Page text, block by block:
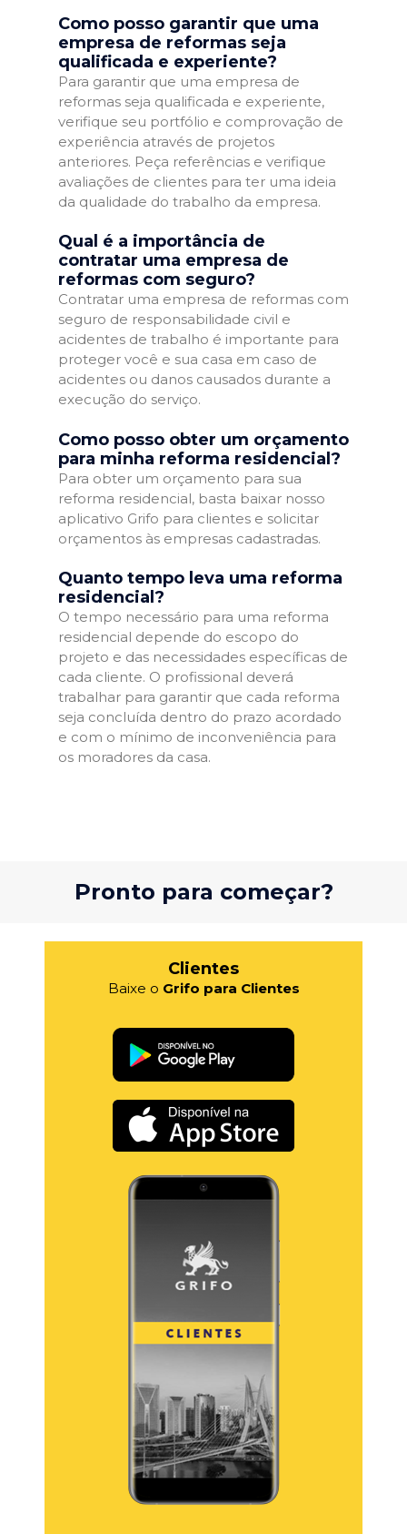
Como posso garantir que uma
empresa de reformas seja
qualificada e experiente?
Para garantir que uma empresa de
reformas seja qualificada e experiente,
verifique seu portfólio e comprovação de
experiência através de projetos
anteriores. Peça referências e verifique
avaliações de clientes para ter uma ideia
da qualidade do trabalho da empresa.
Qual é a importância de
contratar uma empresa de
reformas com seguro?
Contratar uma empresa de reformas com
seguro de responsabilidade civil e
acidentes de trabalho é importante para
proteger você e sua casa em caso de
acidentes ou danos causados durante a
execução do serviço.
Como posso obter um orçamento
para minha reforma residencial?
Para obter um orçamento para sua
reforma residencial, basta baixar nosso
aplicativo Grifo para clientes e solicitar
orçamentos às empresas cadastradas.
Quanto tempo leva uma reforma
residencial?
O tempo necessário para uma reforma
residencial depende do escopo do
projeto e das necessidades específicas de
cada cliente. O profissional deverá
trabalhar para garantir que cada reforma
seja concluída dentro do prazo acordado
e com o mínimo de inconveniência para
os moradores da casa.
Pronto para começar?
Clientes
Baixe o Grifo para Clientes